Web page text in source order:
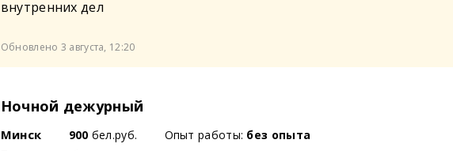
внутренних дел
Обновлено 3 августа, 12:20
Ночной дежурный
Минск 900 бел.руб. Опыт работы: без опыта